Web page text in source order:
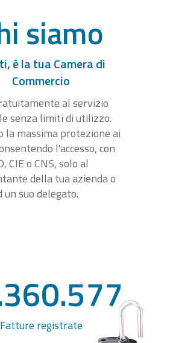
siamo
è la tua Camera di
Commercio
al servizio
senza limiti di utilizzo.
la massima protezione ai
l'accesso, con
CIE o CNS, solo al
della tua azienda o
un suo delegato.
Fatture registrate